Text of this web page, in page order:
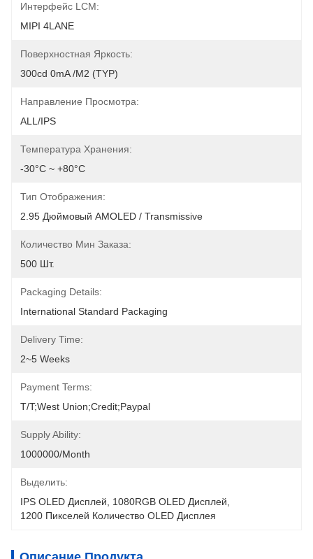
Интерфейс LCM:
MIPI 4LANE
Поверхностная Яркость:
300cd 0mA /m2 (TYP)
Направление Просмотра:
ALL/IPS
Температура Хранения:
-30°C ~ +80°C
Тип Отображения:
2.95 Дюймовый AMOLED / Transmissive
Количество Мин Заказа:
500 Шт.
Packaging Details:
International Standard Packaging
Delivery Time:
2~5 Weeks
Payment Terms:
T/T;West Union;Credit;Paypal
Supply Ability:
1000000/month
Выделить:
IPS OLED Дисплей
1080RGB OLED Дисплей
1200 Пикселей Количество OLED Дисплея